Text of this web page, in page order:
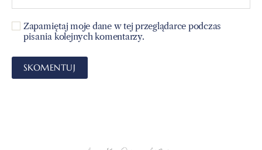
Zapamiętaj moje dane w tej przeglądarce podczas
pisania kolejnych komentarzy.